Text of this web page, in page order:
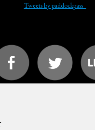
Tweets by paddockpass_